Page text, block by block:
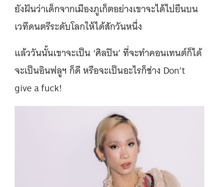
ยังฝันว่าเด็กจากเมืองภูเก็ตอย่างเขาจะได้ไปยืนบน
เวทีดนตรีระดับโลกให้ได้สักวันหนึ่ง
แล้ววันนั้นเขาจะเป็น ‘ศิลปิน’ ที่จะทำคอนเทนต์ก็ได้
จะเป็นอินฟลูฯ ก็ดี หรือจะเป็นอะไรก็ช่าง Don’t
give a fuck!